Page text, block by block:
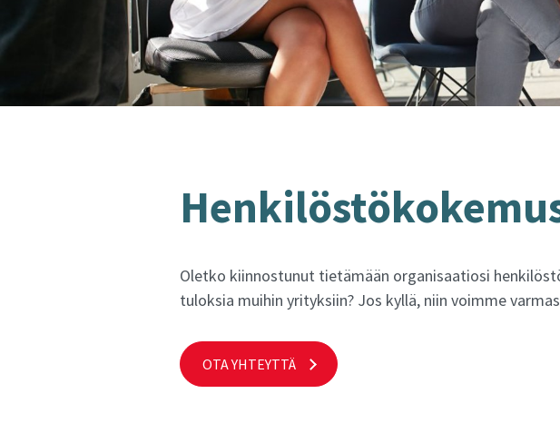
Oletko kiinnostunut tietämään organisaatiosi
tuloksia muihin yrityksiin? Jos kyllä, niin voimme
OTA YHTEYTTÄ